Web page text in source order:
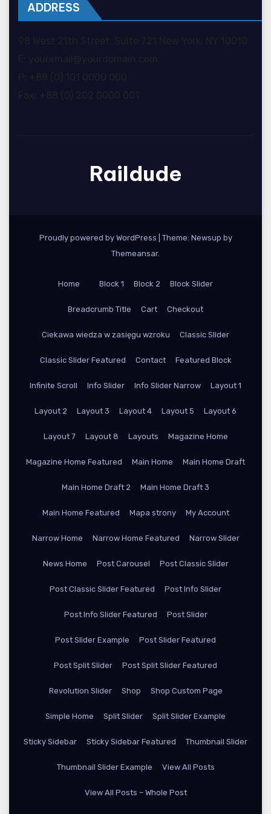
ADDRESS
Raildude
Proudly powered by WordPress
Theme: Newsup by
Themeansar.
Home Block 1 Block 2 Block Slider
Breadcrumb Title Cart Checkout
Ciekawa wiedza w zasięgu wzroku Classic Slider
Classic Slider Featured Contact Featured Block
Infinite Scroll Info Slider Info Slider Narrow Layout 1
Layout 2 Layout 3 Layout 4 Layout 5 Layout 6
Layout 7 Layout 8 Layouts Magazine Home
Magazine Home Featured Main Home Main Home Draft
Main Home Draft 2 Main Home Draft 3
Main Home Featured Mapa strony My Account
Narrow Home Narrow Home Featured Narrow Slider
News Home Post Carousel Post Classic Slider
Post Classic Slider Featured Post Info Slider
Post Info Slider Featured Post Slider
Post Slider Example Post Slider Featured
Post Split Slider Post Split Slider Featured
Revolution Slider Shop Shop Custom Page
Simple Home Split Slider Split Slider Example
Sticky Sidebar Sticky Sidebar Featured Thumbnail Slider
Thumbnail Slider Example View All Posts
View All Posts – Whole Post